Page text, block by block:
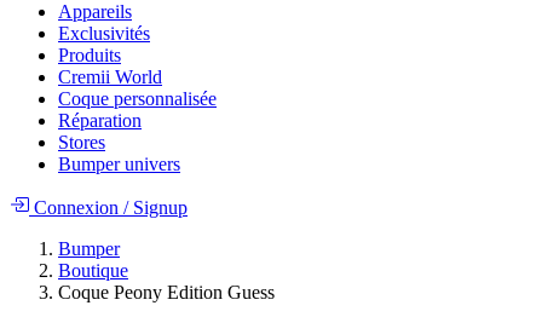
Appareils
Exclusivités
Produits
Cremii World
Coque personnalisée
Réparation
Stores
Bumper univers
Connexion /Signup
Bumper
Boutique
Coque Peony Edition Guess